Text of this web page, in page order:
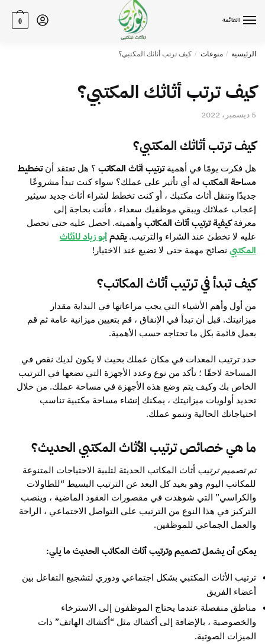
القائمة 0
الرئيسية / منوعات / كيف ترتب أثاثك المكتبي؟
كيف ترتب أثاثك المكتبي؟
5 ديسمبر، 2022
كيف ترتب أثاثك المكتبي؟
هل فكرت يومًا في أهميةترتيب أثاث المكاتب ؟ هل تعتقد أنتخطيط
مساحة المكتب له أي تأثير على عملك؟ سواء كنت تبدأ مشروعًا
جديدًا وتنقل أثاث مكتبك ، أو كنت تخطط لشراء أثاث جديد سيثير
إعجاب عملائك ويبقي موظفيك سعداء ، فأنت بحاجة إلى
معرفةكيفية ترتيب أثاث المكاتب وأهميته. احصل عليه حتى تحصل
عليه لا تخطئ عند الشراء والترتيب. يقدم أبو زياد للأثاث
المكتبي نصائح مهمة حتى لا تضيع عند الاختيار!
كيف تبدأ في ترتيب أثاث المكاتب؟
من أول وأهم الأشياء التي يجب مراعاتها في البداية مقدار
ميزانيتك. قبل أن تبدأ في الإنفاق ، قم بتعيين ميزانية عامة ثم قم
بعمل قائمة بكل ما تحتاجه حسب الأهمية.
حدد ترتيب المعدات في مكان عملك بحيث لا يكون لديك نقص في
المساحة لاحقًا ؛ تأكد من نوع وعدد الأجهزة التي تضعها في الترتيب
الخاص بك وكيف يتم وضع هذه الأجهزة في مساحة عملك. من خلال
تحديد أولويات ميزانيتك ، يمكنك إنشاء مساحة مكتبية تناسب
احتياجاتك الحالية وتنمو عملك.
ما هي خصائص ترتيب الأثاث المكتبي الحديث؟
تم تصميم ترتيب أثاث المكاتب الحديثة لتلبية الاحتياجات المتنوعة
للمكاتب اليوم وهو بعيد كل البعد عن الترتيب البسيط “للطاولات
والكراسي” التي شوهدت في مقصورات العقود الماضية ، وينصب
التركيز في هذا النوع من الترتيب على التواصل الاجتماعي ، الراحة
والعمل الجماعي للموظفين.
يمكن أن يشمل تصميم وترتيب أثاث المكاتب الحديث ما يلي:
ترتيب الأثاث المكتبي بشكل اجتماعي ودوري لتشجيع التفاعل بين
أعضاء الفريق
مناطق منفصلة عندما يحتاج الموظفون إلى الاسترخاء
والخصوصية ، بالإضافة إلى أكشاك مثل “أكشاك الهاتف” ذات
الميزات الصوتية.